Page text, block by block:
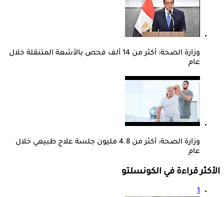
وزارة الصحة: أكثر من 14 ألف فحص بالأشعة المتنقلة خلال
عام
وزارة الصحة: أكثر من 4.8 مليون جلسة علاج طبيعي خلال
عام
الأكثر قراءة في الكونسلتو
1